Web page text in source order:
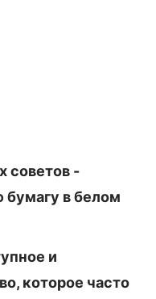
советов -
бумагу в белом
и
которое часто